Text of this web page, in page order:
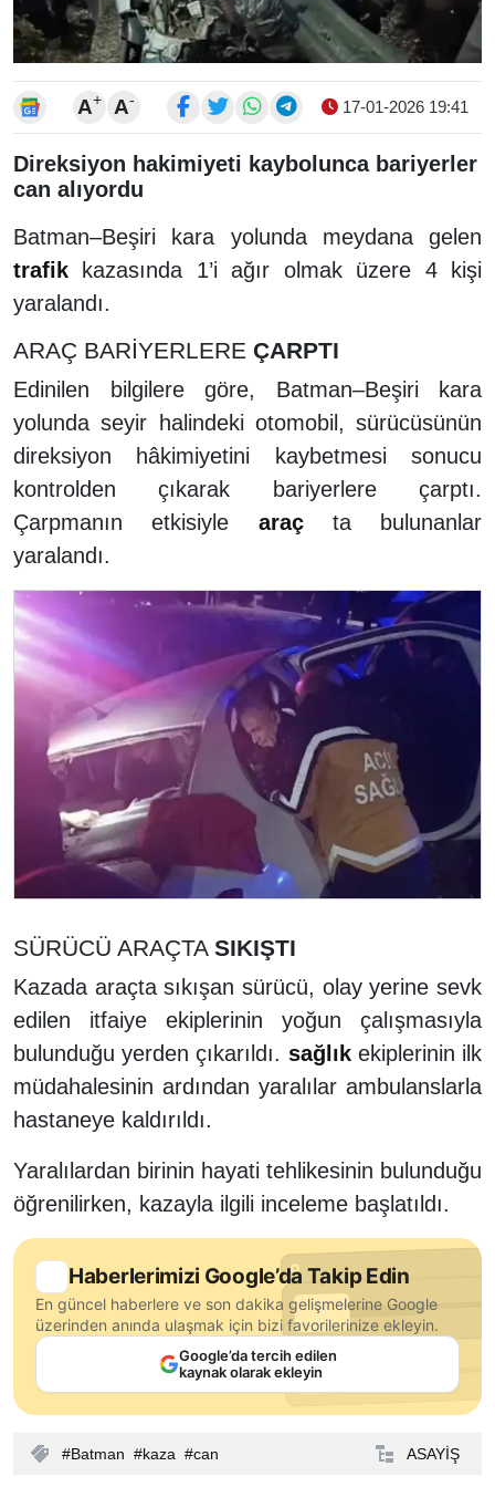
A+ A- 17-01-2026 19:41
Direksiyon hakimiyeti kaybolunca bariyerler
can alıyordu
Batman–Beşiri kara yolunda meydana gelen
trafik kazasında 1’i ağır olmak üzere 4 kişi
yaralandı.
ARAÇ BARİYERLERE ÇARPTI
Edinilen bilgilere göre, Batman–Beşiri kara
yolunda seyir halindeki otomobil, sürücüsünün
direksiyon hâkimiyetini kaybetmesi sonucu
kontrolden çıkarak bariyerlere çarptı.
Çarpmanın etkisiyle araçta bulunanlar
yaralandı.
SÜRÜCÜ ARAÇTA SIKIŞTI
Kazada araçta sıkışan sürücü, olay yerine sevk
edilen itfaiye ekiplerinin yoğun çalışmasıyla
bulunduğu yerden çıkarıldı. sağlıkekiplerinin ilk
müdahalesinin ardından yaralılar ambulanslarla
hastaneye kaldırıldı.
Yaralılardan birinin hayati tehlikesinin bulunduğu
öğrenilirken, kazayla ilgili inceleme başlatıldı.
Haberlerimizi Google’da Takip Edin
En güncel haberlere ve son dakika gelişmelerine Google
üzerinden anında ulaşmak için bizi favorilerinize ekleyin.
Google’da tercih edilen
kaynak olarak ekleyin
Batman kaza can ASAYİŞ